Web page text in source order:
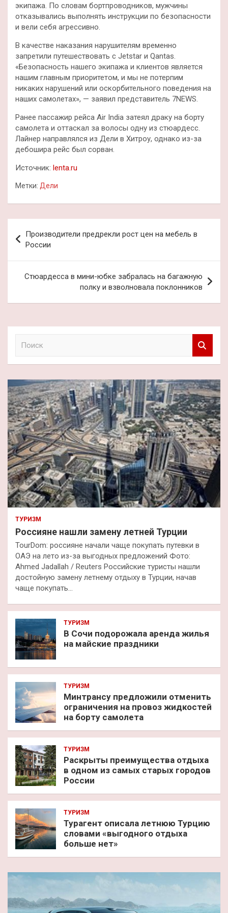
экипажа. По словам бортпроводников, мужчины
отказывались выполнять инструкции по безопасности
и вели себя агрессивно.
В качестве наказания нарушителям временно
запретили путешествовать с Jetstar и Qantas.
«Безопасность нашего экипажа и клиентов является
нашим главным приоритетом, и мы не потерпим
никаких нарушений или оскорбительного поведения на
наших самолетах», — заявил представитель 7NEWS.
Ранее пассажир рейса Air India затеял драку на борту
самолета и оттаскал за волосы одну из стюардесс.
Лайнер направлялся из Дели в Хитроу, однако из-за
дебошира рейс был сорван.
Источник: lenta.ru
Метки: Дели
по
записям
Производители предрекли рост цен на мебель в
России
Стюардесса в мини-юбке забралась на багажную
полку и взволновала поклонников
к
ТУРИЗМ
Россияне нашли замену летней Турции
TourDom: россияне начали чаще покупать путевки в
ОАЭ на лето из-за выгодных предложений Фото:
Ahmed Jadallah / Reuters Российские туристы нашли
достойную замену летнему отдыху в Турции, начав
чаще покупать…
ТУРИЗМ
В Сочи подорожала аренда жилья
на майские праздники
ТУРИЗМ
Минтрансу предложили отменить
ограничения на провоз жидкостей
на борту самолета
ТУРИЗМ
Раскрыты преимущества отдыха
в одном из самых старых городов
России
ТУРИЗМ
Турагент описала летнюю Турцию
словами «выгодного отдыха
больше нет»